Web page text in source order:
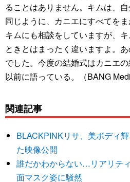
ることはありません。キムは、
同じように、カニエにすべてを
キムにも相談をしていますが、
ときとはまったく違いますよ。
でした。今度の結婚式はカニエ
以前に語っている。（BANG
関連記事
BLACKPINKリサ、美ボディ
た映像公開
誰だかわからない…リアリテ
面マスク姿に騒然